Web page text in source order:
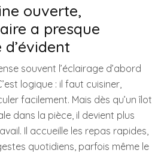
ouverte,
a presque
souvent l’éclairage d’abord
logique : il faut cuisiner,
facilement. Mais dès qu’un îlot
dans la pièce, il devient plus
Il accueille les repas rapides,
quotidiens, parfois même le